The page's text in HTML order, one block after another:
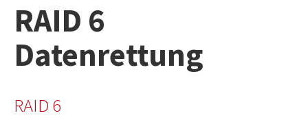
DATENSCHUTZ
HAFTUNGSAUSSCHLUSS
WIDERRUFSBELEHRUNG
STANDORTE
RAID 6
Datenrettung
RAID 6